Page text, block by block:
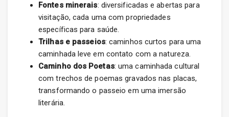
Fontes minerais: diversificadas e abertas para
visitação, cada uma com propriedades
específicas para saúde.
Trilhas e passeios: caminhos curtos para uma
caminhada leve em contato com a natureza.
Caminho dos Poetas: uma caminhada cultural
com trechos de poemas gravados nas placas,
transformando o passeio em uma imersão
literária.